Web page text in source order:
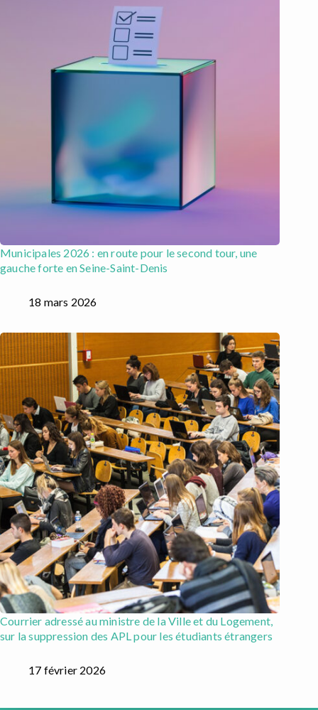
Municipales 2026 : en route pour le second tour, une
gauche forte en Seine-Saint-Denis
18 mars 2026
Courrier adressé au ministre de la Ville et du Logement,
sur la suppression des APL pour les étudiants étrangers
17 février 2026